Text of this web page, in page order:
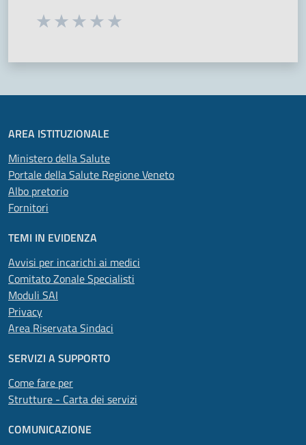
Seleziona una valutazione da 1 a 5 stelle
AREA ISTITUZIONALE
Ministero della Salute
Portale della Salute Regione Veneto
Albo pretorio
Fornitori
TEMI IN EVIDENZA
Avvisi per incarichi ai medici
Comitato Zonale Specialisti
Moduli SAI
Privacy
Area Riservata Sindaci
SERVIZI A SUPPORTO
Come fare per
Strutture - Carta dei servizi
COMUNICAZIONE